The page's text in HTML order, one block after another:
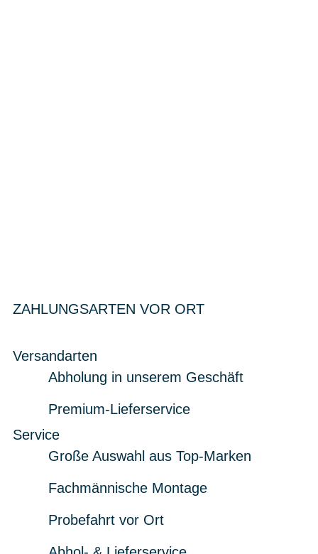
ZAHLUNGSARTEN VOR ORT
Versandarten
Abholung in unserem Geschäft
Premium-Lieferservice
Service
Große Auswahl aus Top-Marken
Fachmännische Montage
Probefahrt vor Ort